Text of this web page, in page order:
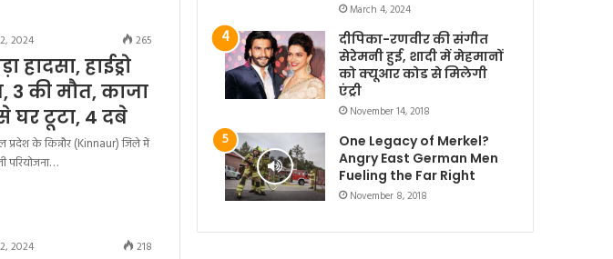
2024 265
हादसा, हाईड्रो
3 की मौत, काजा
घर टूटा, 4 दबे
के किन्नौर (Kinnaur) जिले में
परियोजना…
2024 218
March 4, 2024
दीपिका-रणवीर की संगीत
सेरेमनी हुई, शादी में मेहमानों
को क्यूआर कोड से मिलेगी
एंट्री
November 14, 2018
One Legacy of Merkel?
Angry East German Men
Fueling the Far Right
November 8, 2018